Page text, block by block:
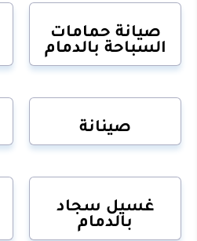
صيانة حمامات
السباحة بالدمام
صينانة
غسيل سجاد
بالدمام